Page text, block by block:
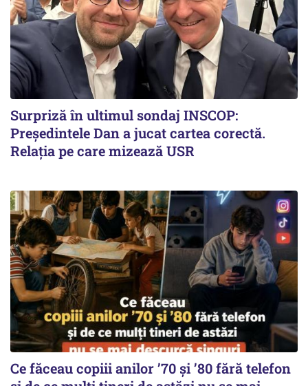
Surpriză în ultimul sondaj INSCOP:
Președintele Dan a jucat cartea corectă.
Relația pe care mizează USR
Ce făceau copiii anilor ’70 și ’80 fără telefon